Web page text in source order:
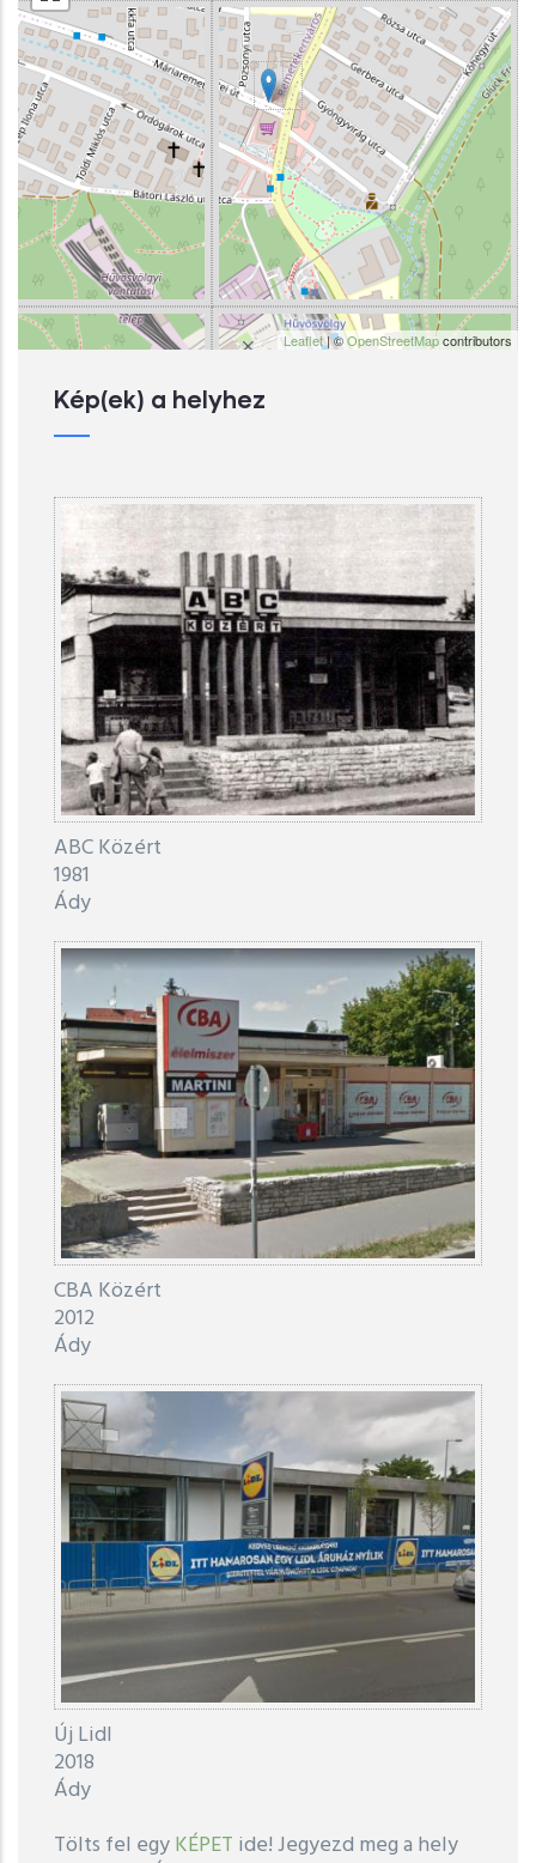
Leaflet| ©OpenStreetMapcontributors
Kép(ek) a helyhez
ABC Közért
1981
Ády
CBA Közért
2012
Ády
Új Lidl
2018
Ády
Tölts fel egyKÉPET ide! Jegyezd meg a hely